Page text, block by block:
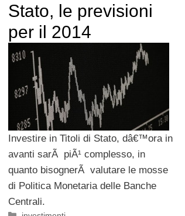
Stato, le previsioni
per il 2014
Investire in Titoli di Stato, dâ€™ora in
avanti sarÃ piÃ¹ complesso, in
quanto bisognerÃ valutare le mosse
di Politica Monetaria delle Banche
Centrali.